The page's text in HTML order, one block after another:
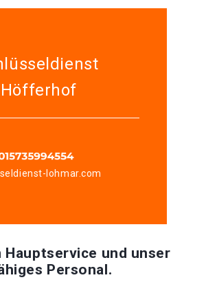
lohmar.com
Hauptservice und unser
Personal.